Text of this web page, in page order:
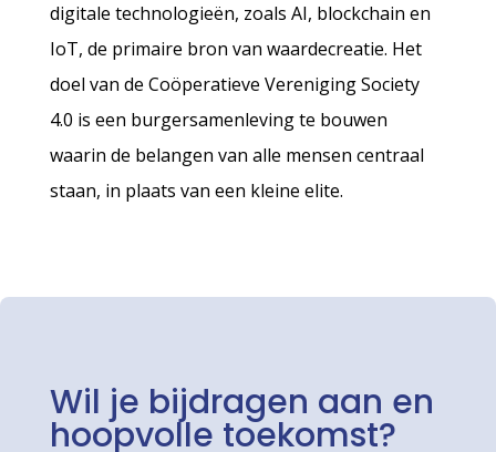
digitale technologieën, zoals AI, blockchain en
IoT, de primaire bron van waardecreatie. Het
doel van de Coöperatieve Vereniging Society
4.0 is een burgersamenleving te bouwen
waarin de belangen van alle mensen centraal
staan, in plaats van een kleine elite.
Wil je bijdragen aan en
hoopvolle toekomst?